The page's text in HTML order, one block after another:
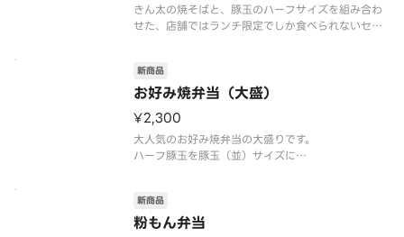
きん太の焼そばと、豚玉のハーフサイズを組み合わ
せた、店舗ではランチ限定でしか食べられないセッ
お好み焼弁当（大盛）
新商品
¥2,300
大人気のお好み焼弁当の大盛りです。
ハーフ豚玉を豚玉（並）サイズに
粉もん弁当
新商品